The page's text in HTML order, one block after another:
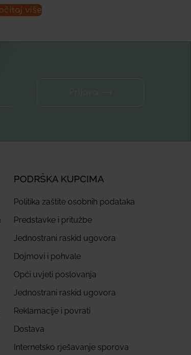
više
PODRŠKA KUPCIMA
Politika zaštite osobnih podataka
Predstavke i pritužbe
Jednostrani raskid ugovora
Dojmovi i pohvale
Opći uvjeti poslovanja
Jednostrani raskid ugovora
Reklamacije i povrati
Dostava
Internetsko rješavanje sporova